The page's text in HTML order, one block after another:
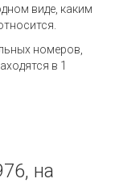
виде, каким
номеров,
в 1
на